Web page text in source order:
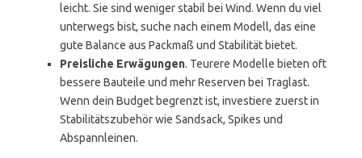
leicht. Sie sind weniger stabil bei Wind. Wenn du viel
unterwegs bist, suche nach einem Modell, das eine
gute Balance aus Packmaß und Stabilität bietet.
Preisliche Erwägungen. Teurere Modelle bieten oft
bessere Bauteile und mehr Reserven bei Traglast.
Wenn dein Budget begrenzt ist, investiere zuerst in
Stabilitätszubehör wie Sandsack, Spikes und
Abspannleinen.